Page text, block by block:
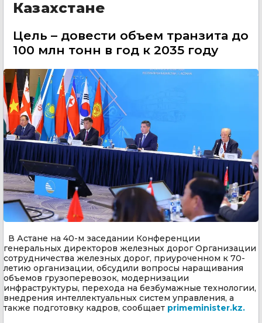
Казахстане
Цель – довести объем транзита до
100 млн тонн в год к 2035 году
В Астане на 40-м заседании Конференции
генеральных директоров железных дорог Организации
сотрудничества железных дорог, приуроченном к 70-
летию организации, обсудили вопросы наращивания
объемов грузоперевозок, модернизации
инфраструктуры, перехода на безбумажные технологии,
внедрения интеллектуальных систем управления, а
также подготовку кадров, сообщает primeminister.kz.